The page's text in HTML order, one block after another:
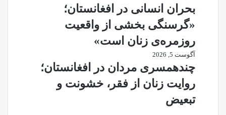
بحران انسانی در افغانستان؛
«گرسنگی بخشی از واقعیت
روزمره‌ی زنان است»
آگوست 5, 2026
چندهمسری مردان در افغانستان؛
روایت زنان از فقر، خشونت و
تبعیض